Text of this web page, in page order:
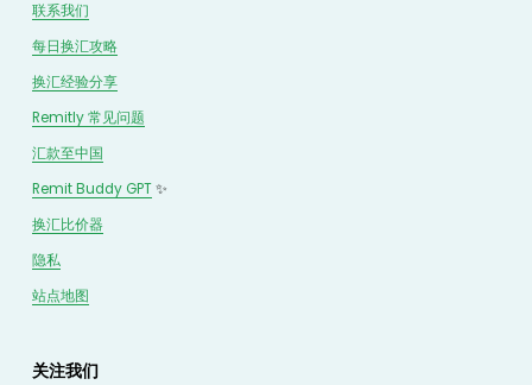
联系我们
每日换汇攻略
换汇经验分享
Remitly 常见问题
汇款至中国
Remit Buddy GPT ✨
换汇比价器
隐私
站点地图
关注我们